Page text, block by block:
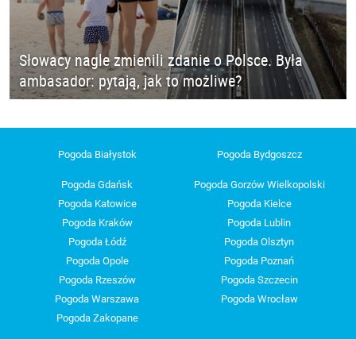
Słowacy nagle zmienili zdanie o Polsce. Była
ambasador: pytają, jak to możliwe?
Pogoda Białystok Pogoda Bydgoszcz
Pogoda Gdańsk
Pogoda Gorzów Wielkopolski
Pogoda Katowice
Pogoda Kielce
Pogoda Kraków
Pogoda Lublin
Pogoda Łódź
Pogoda Olsztyn
Pogoda Opole
Pogoda Poznań
Pogoda Rzeszów
Pogoda Szczecin
Pogoda Warszawa
Pogoda Wrocław
Pogoda Zakopane